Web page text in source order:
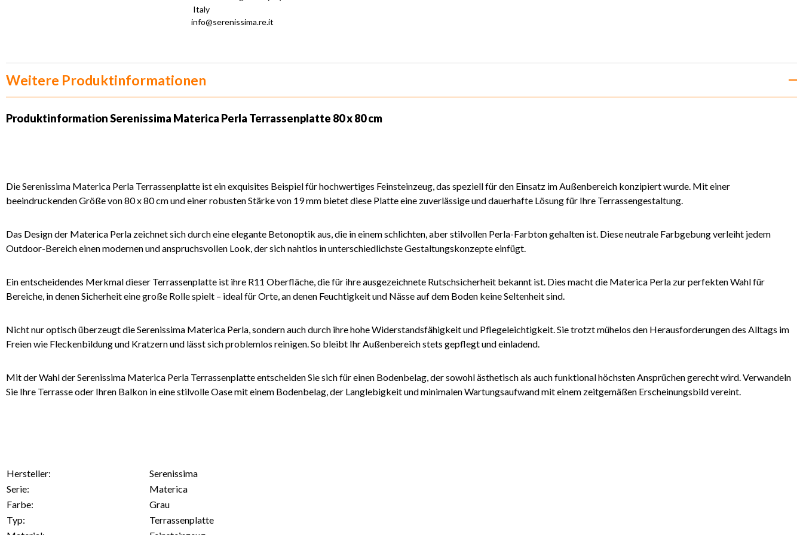
Italy
info@serenissima.re.it
Weitere Produktinformationen
Produktinformation Serenissima Materica Perla Terrassenplatte 80 x 80 cm
Die Serenissima Materica Perla Terrassenplatte ist ein exquisites Beispiel für hochwertiges Feinsteinzeug, das speziell für den Einsatz im Außenbereich konzipiert wurde. Mit einer
beeindruckenden Größe von 80 x 80 cm und einer robusten Stärke von 19 mm bietet diese Platte eine zuverlässige und dauerhafte Lösung für Ihre Terrassengestaltung.
Das Design der Materica Perla zeichnet sich durch eine elegante Betonoptik aus, die in einem schlichten, aber stilvollen Perla-Farbton gehalten ist. Diese neutrale Farbgebung verleiht jedem
Outdoor-Bereich einen modernen und anspruchsvollen Look, der sich nahtlos in unterschiedlichste Gestaltungskonzepte einfügt.
Ein entscheidendes Merkmal dieser Terrassenplatte ist ihre R11 Oberfläche, die für ihre ausgezeichnete Rutschsicherheit bekannt ist. Dies macht die Materica Perla zur perfekten Wahl für
Bereiche, in denen Sicherheit eine große Rolle spielt – ideal für Orte, an denen Feuchtigkeit und Nässe auf dem Boden keine Seltenheit sind.
Nicht nur optisch überzeugt die Serenissima Materica Perla, sondern auch durch ihre hohe Widerstandsfähigkeit und Pflegeleichtigkeit. Sie trotzt mühelos den Herausforderungen des Alltags im
Freien wie Fleckenbildung und Kratzern und lässt sich problemlos reinigen. So bleibt Ihr Außenbereich stets gepflegt und einladend.
Mit der Wahl der Serenissima Materica Perla Terrassenplatte entscheiden Sie sich für einen Bodenbelag, der sowohl ästhetisch als auch funktional höchsten Ansprüchen gerecht wird. Verwandeln
Sie Ihre Terrasse oder Ihren Balkon in eine stilvolle Oase mit einem Bodenbelag, der Langlebigkeit und minimalen Wartungsaufwand mit einem zeitgemäßen Erscheinungsbild vereint.
Hersteller:
Serenissima
Serie:
Materica
Farbe:
Grau
Typ:
Terrassenplatte